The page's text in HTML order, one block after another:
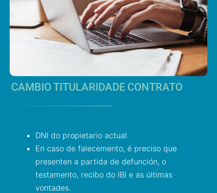
CAMBIO TITULARIDADE CONTRATO
DNI do propietario actual.
En caso de falecemento, é preciso que
presenten a partida de defunción, o
testamento, recibo do IBI e as últimas
vontades.